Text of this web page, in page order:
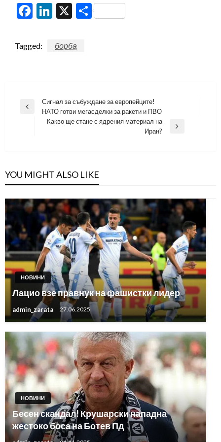
Facebook
LinkedIn
X Share
Tagged: борба
Навигация
Previous
Сигнал за събуждане за европейците!
НАТО готви мегасделки за ракети и ПВО
Какво ще стане с ядрения материал на
Иран?
YOU MIGHT ALSO LIKE
НОВИНИ
Лацио взе правнук на фашистки лидер
admin_zarata 27.06.2025
НОВИНИ
Бесен скандал! Крушарски нападна
жестоко боса на Ботев Пд